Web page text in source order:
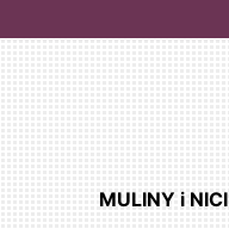
MULINY i NICI